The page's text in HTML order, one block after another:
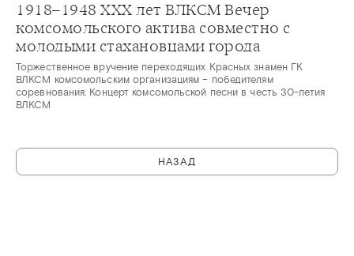
1918–1948 ХХХ лет ВЛКСМ Вечер
комсомольского актива совместно с
молодыми стахановцами города
Торжественное вручение переходящих Красных знамен ГК
ВЛКСМ комсомольским организациям – победителям
соревнования. Концерт комсомольской песни в честь 30-летия
ВЛКСМ
НАЗАД